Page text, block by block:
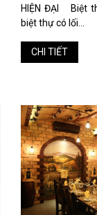
HIỆN ĐẠI Biệt
biệt thự có lối...
CHI TIẾT